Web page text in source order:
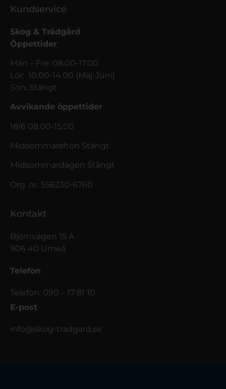
Kundservice
Skog & Trädgård
Öppettider
Mån – Fre: 08.00-17.00
Lör: 10.00-14.00 (Maj-Juni)
Sön: Stängt
Avvikande öppettider
18/6 08.00-15.00
Midsommarafton Stängt
Midsommardagen Stängt
Org. nr. 556230-6760
Kontakt
Björnvägen 15 A
906 40 Umeå
Telefon
Telefon: 090 – 17 81 10
E-post
info@skog-tradgard.se